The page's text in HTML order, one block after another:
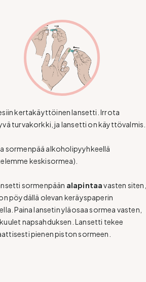
kertakäyttöinen lansetti. Irrota
turvakorkki, ja lansetti on käyttövalmis.
sormenpää alkoholipyyhkeellä
keskisormea).
sormenpään alapintaavasten siten,
pöydällä olevan keräyspaperin
Paina lansetin yläosaa sormea vasten,
napsahduksen. Lansetti tekee
pienen piston sormeen.